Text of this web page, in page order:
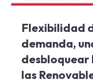
Flexibilidad
demanda,
las